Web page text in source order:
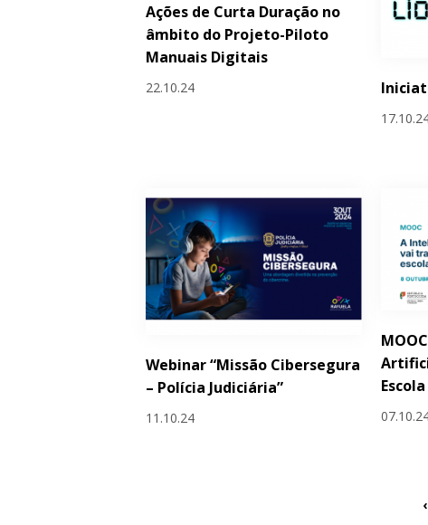
Ações de Curta Duração no
âmbito do Projeto-Piloto
Manuais Digitais
22.10.24
Webinar “Missão Cibersegura
– Polícia Judiciária”
11.10.24
Escola
‹